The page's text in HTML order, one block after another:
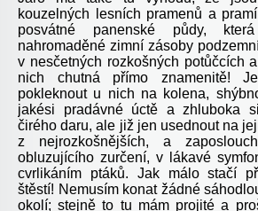
kouzelných lesních pramenů a
posvátné panenské půdy,
nahromaděné zimní zásoby
v nesčetných rozkošných potůčcích
nich chutná přímo znamenitě!
pokleknout u nich na kolena,
jakési pradávné úctě a zhluboka
čirého daru, ale již jen usednout na
z nejrozkošnějších, a
obluzujícího zurčení, v lákavé
cvrlikáním ptáků. Jak málo stačí
štěstí! Nemusím konat žádné
okolí; stejně to tu mám projité a